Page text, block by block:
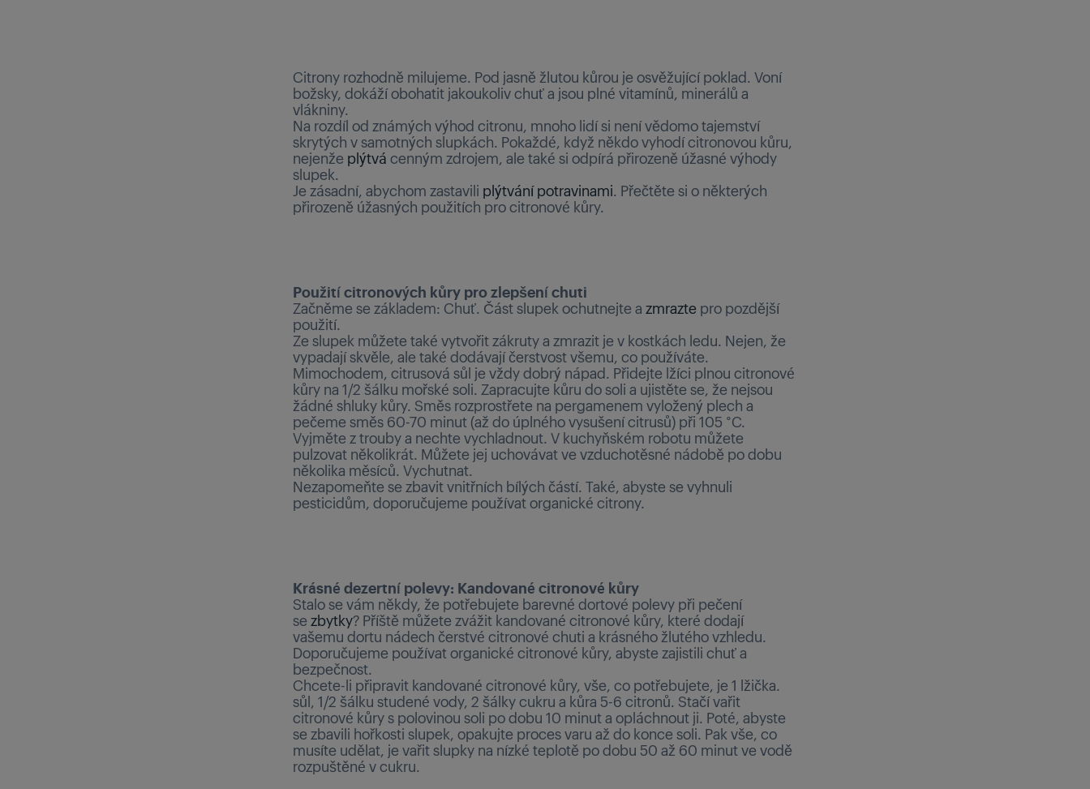
Citrony rozhodně milujeme. Pod jasně žlutou kůrou je osvěžující poklad. Voní
božsky, dokáží obohatit jakoukoliv chuť a jsou plné vitamínů, minerálů a
vlákniny.
Na rozdíl od známých výhod citronu, mnoho lidí si není vědomo tajemství
skrytých v samotných slupkách. Pokaždé, když někdo vyhodí citronovou kůru,
nejenže plýtvá cenným zdrojem, ale také si odpírá přirozeně úžasné výhody
slupek.
Je zásadní, abychom zastavili plýtvání potravinami . Přečtěte si o některých
přirozeně úžasných použitích pro citronové kůry.
Použití citronových kůry pro zlepšení chuti
Začněme se základem: Chuť. Část slupek ochutnejte a zmraztepro pozdější
použití.
Ze slupek můžete také vytvořit zákruty a zmrazit je v kostkách ledu. Nejen, že
vypadají skvěle, ale také dodávají čerstvost všemu, co používáte.
Mimochodem, citrusová sůl je vždy dobrý nápad. Přidejte lžíci plnou citronové
kůry na 1/2 šálku mořské soli. Zapracujte kůru do soli a ujistěte se, že nejsou
žádné shluky kůry. Směs rozprostřete na pergamenem vyložený plech a
pečeme směs 60-70 minut (až do úplného vysušení citrusů) při 105 °C.
Vyjměte z trouby a nechte vychladnout. V kuchyňském robotu můžete
pulzovat několikrát. Můžete jej uchovávat ve vzduchotěsné nádobě po dobu
několika měsíců. Vychutnat.
Nezapomeňte se zbavit vnitřních bílých částí. Také, abyste se vyhnuli
pesticidům, doporučujeme používat organické citrony.
Krásné dezertní polevy: Kandované citronové kůry
Stalo se vám někdy, že potřebujete barevné dortové polevy při pečení
se zbytky? Příště můžete zvážit kandované citronové kůry, které dodají
vašemu dortu nádech čerstvé citronové chuti a krásného žlutého vzhledu.
Doporučujeme používat organické citronové kůry, abyste zajistili chuť a
bezpečnost.
Chcete-li připravit kandované citronové kůry, vše, co potřebujete, je 1 lžička.
sůl, 1/2 šálku studené vody, 2 šálky cukru a kůra 5-6 citronů. Stačí vařit
citronové kůry s polovinou soli po dobu 10 minut a opláchnout ji. Poté, abyste
se zbavili hořkosti slupek, opakujte proces varu až do konce soli. Pak vše, co
musíte udělat, je vařit slupky na nízké teplotě po dobu 50 až 60 minut ve vodě
rozpuštěné v cukru.